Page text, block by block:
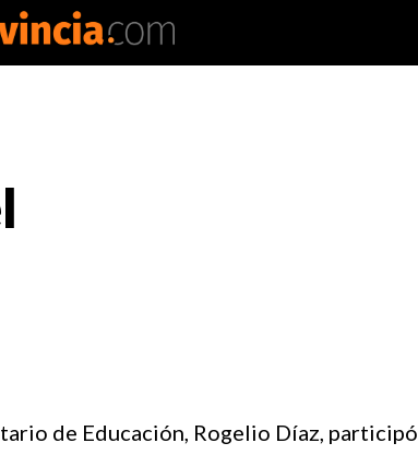
de Educación, Rogelio Díaz, participó